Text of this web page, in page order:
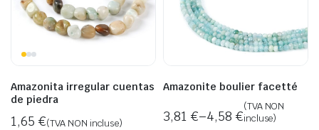
Amazonita irregular cuentas
de piedra
1,65 €(TVA NON incluse)
Amazonite boulier facetté
3,81 €–4,58 €
(TVA NON
incluse)